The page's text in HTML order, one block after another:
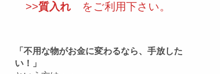
>>質入れ をご利用下さい。
「不用な物がお金に変わるなら、手放した
い！」